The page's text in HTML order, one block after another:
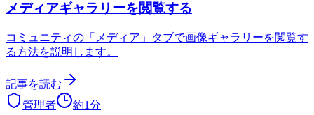
メディアギャラリーを閲覧する
コミュニティの「メディア」タブで画像ギャラリーを閲覧す
る方法を説明します。
記事を読む
管理者
約1分